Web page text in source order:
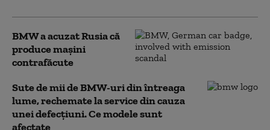
BMW a acuzat Rusia că
produce mașini
contrafăcute
Sute de mii de BMW-uri din întreaga
lume, rechemate la service din cauza
unei defecțiuni. Ce modele sunt
afectate